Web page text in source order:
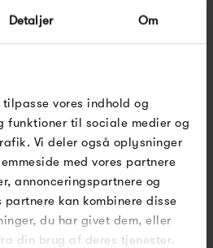
Detaljer Om
vores indhold og
funktioner til sociale medier og
Vi deler også oplysninger
med vores partnere
annonceringspartnere og
kan kombinere disse
du har givet dem, eller
din brug af deres tjenester.
samme kategori